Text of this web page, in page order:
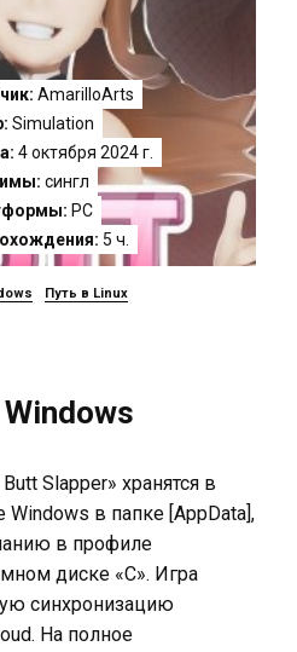
AmarilloArts
Simulation
4 октября 2024 г.
сингл
PC
5 ч.
Путь в Linux
Slapper» хранятся в
в папке [AppData],
в профиле
диске «C». Игра
синхронизацию
На полное